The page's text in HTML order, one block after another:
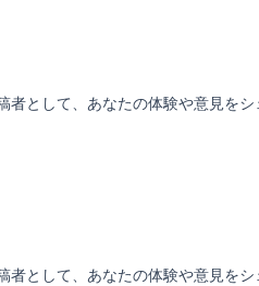
連作式のミステリーゲーム
す。
ーを進める事で答えがわか
解答編の2つに分けられて
者として、あなたの体験や意見を
者として、あなたの体験や意見を